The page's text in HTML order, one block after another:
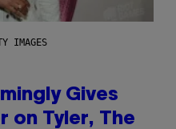
IMAGES
Gives
on Tyler, The